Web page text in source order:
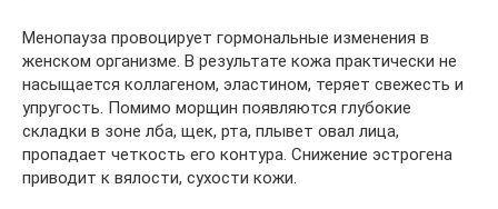
Менопауза провоцирует гормональные изменения в
женском организме. В результате кожа практически не
насыщается коллагеном, эластином, теряет свежесть и
упругость. Помимо морщин появляются глубокие
складки в зоне лба, щек, рта, плывет овал лица,
пропадает четкость его контура. Снижение эстрогена
приводит к вялости, сухости кожи.